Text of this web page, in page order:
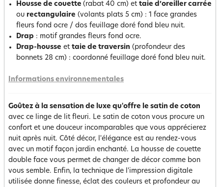
Housse de couette (rabat 40 cm) et taie d’oreiller carrée
ou rectangulaire (volants plats 5 cm) : 1 face grandes
fleurs fond ocre / dos feuillage doré fond bleu nuit.
Drap : motif grandes fleurs fond ocre.
Drap-housse et taie de traversin (profondeur des
bonnets 28 cm) : coordonné feuillage doré fond bleu nuit.
Informations environnementales
Goûtez à la sensation de luxe qu'offre le satin de coton
avec ce linge de lit fleuri. Le satin de coton vous procure un
confort et une douceur incomparables que vous apprécierez
nuit après nuit. Côté décor, l'élégance est au rendez-vous
avec un motif façon jardin enchanté. La housse de couette
double face vous permet de changer de décor comme bon
vous semble. Enfin, la technique de l'impression digitale
utilisée donne finesse, éclat des couleurs et profondeur au